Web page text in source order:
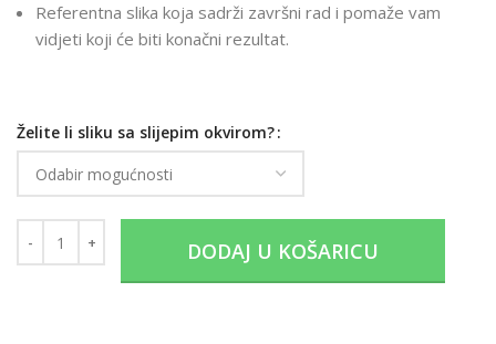
Referentna slika koja sadrži završni rad i pomaže vam
vidjeti koji će biti konačni rezultat.
Želite li sliku sa slijepim okvirom?
DODAJ U KOŠARICU